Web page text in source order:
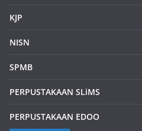
KJP
NISN
SPMB
PERPUSTAKAAN SLiMS
PERPUSTAKAAN EDOO